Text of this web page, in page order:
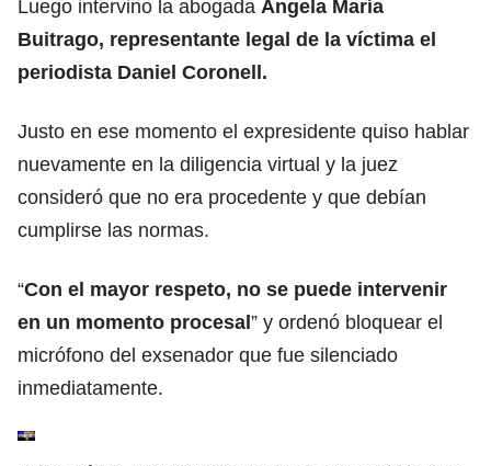
Luego intervino la abogada Ángela María
Buitrago, representante legal de la víctima el
periodista Daniel Coronell.
Justo en ese momento el expresidente quiso hablar
nuevamente en la diligencia virtual y la juez
consideró que no era procedente y que debían
cumplirse las normas.
“Con el mayor respeto, no se puede intervenir
en un momento procesal” y ordenó bloquear el
micrófono del exsenador que fue silenciado
inmediatamente.